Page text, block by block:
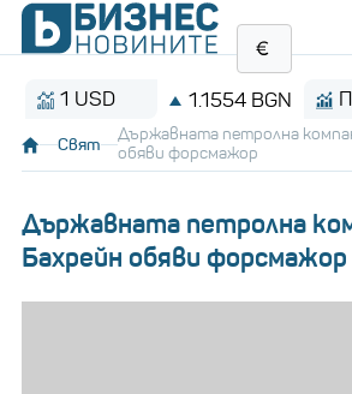
1 USD 1.1554 BGN
Свят
Държавната петролна
обяви форсмажор
Държавната петролна
Бахрейн обяви форсмажор